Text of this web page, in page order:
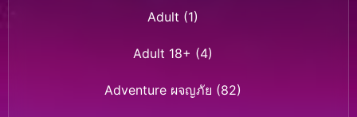
Adult (1)
Adult 18+ (4)
Adventure ผจญภัย (82)